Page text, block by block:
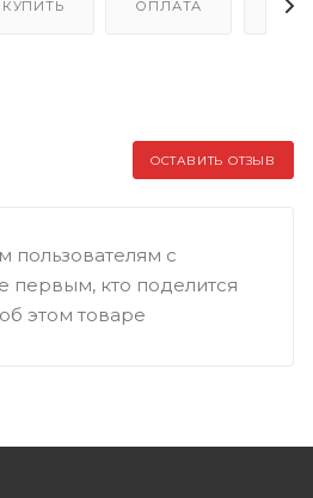
ОПЛАТА
ОСТАВИТЬ ОТЗЫВ
пользователям с
первым, кто поделится
этом товаре